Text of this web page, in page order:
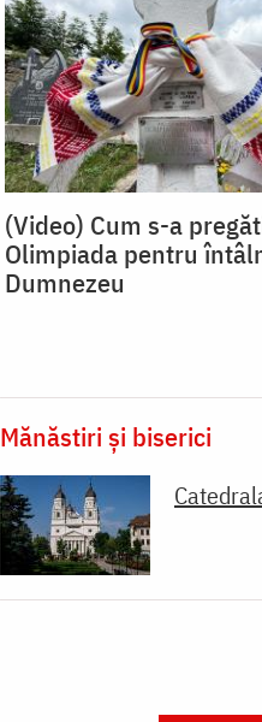
(Video) Cum s-a
Olimpiada pentru
Dumnezeu
Mănăstiri și biserici